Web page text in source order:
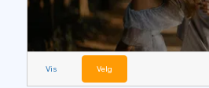
Vis Velg